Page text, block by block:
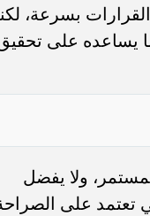
بسرعة،
يساعده على
والتطوير المستمر، ولا يفضل
تعتمد على